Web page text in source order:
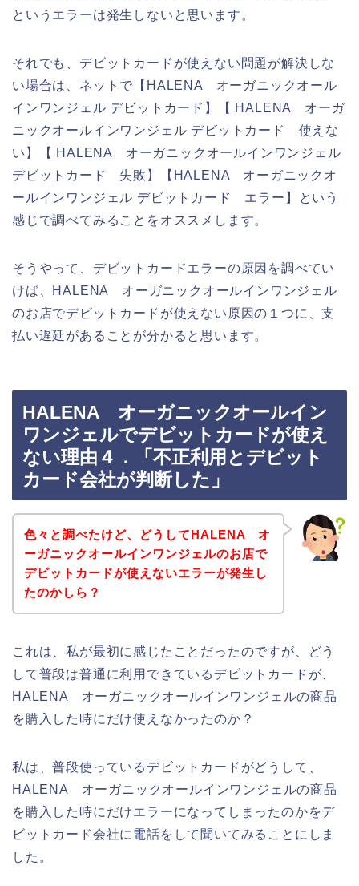
というエラーは発生しないと思います。
それでも、デビットカードが使えない問題が解決しな
い場合は、ネットで【HALENA オーガニックオール
インワンジェル デビットカード】【 HALENA オーガ
ニックオールインワンジェル デビットカード 使えな
い】【 HALENA オーガニックオールインワンジェル
デビットカード 失敗】【HALENA オーガニックオ
ールインワンジェル デビットカード エラー】という
感じで調べてみることをオススメします。
そうやって、デビットカードエラーの原因を調べてい
けば、HALENA オーガニックオールインワンジェル
のお店でデビットカードが使えない原因の１つに、支
払い遅延があることが分かると思います。
HALENA オーガニックオールイン
ワンジェルでデビットカードが使え
ない理由４．「不正利用とデビット
カード会社が判断した」
色々と調べたけど、どうしてHALENA オ
ーガニックオールインワンジェルのお店で
デビットカードが使えないエラーが発生し
たのかしら？
これは、私が最初に感じたことだったのですが、どう
して普段は普通に利用できているデビットカードが、
HALENA オーガニックオールインワンジェルの商品
を購入した時にだけ使えなかったのか？
私は、普段使っているデビットカードがどうして、
HALENA オーガニックオールインワンジェルの商品
を購入した時にだけエラーになってしまったのかをデ
ビットカード会社に電話をして聞いてみることにしま
した。